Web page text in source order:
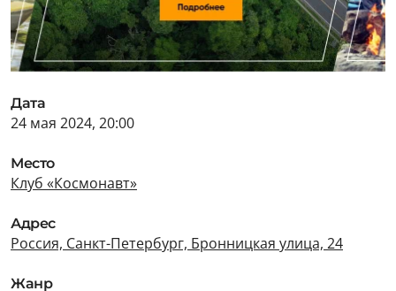
Дата
24 мая 2024, 20:00
Место
Клуб «Космонавт»
Адрес
Россия, Санкт-Петербург, Бронницкая улица, 24
Жанр